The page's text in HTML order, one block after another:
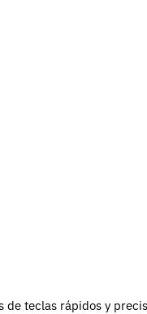
teclas rápidos y